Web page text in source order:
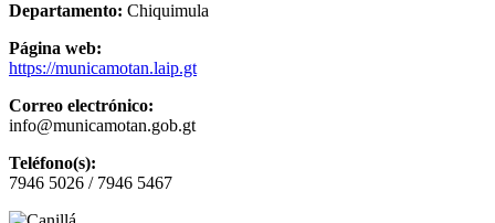
Departamento: Chiquimula
Página web:
https://municamotan.laip.gt
Correo electrónico:
info@municamotan.gob.gt
Teléfono(s):
7946 5026 / 7946 5467